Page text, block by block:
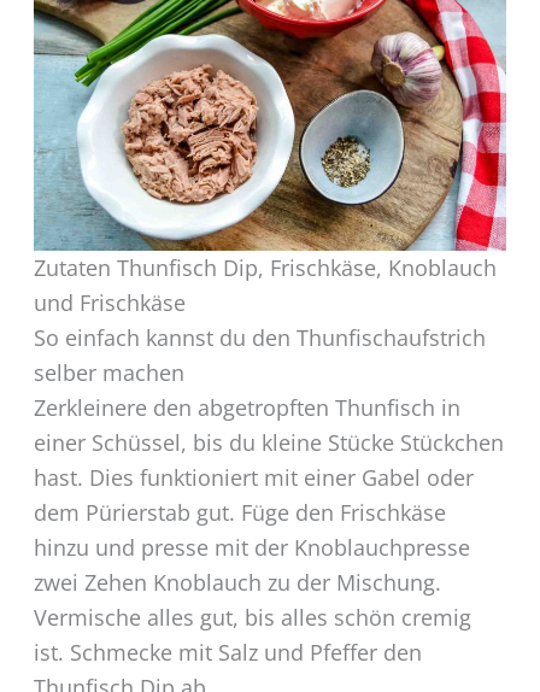
Zutaten Thunfisch Dip, Frischkäse, Knoblauch
und Frischkäse
So einfach kannst du den Thunfischaufstrich
selber machen
Zerkleinere den abgetropften Thunfisch in
einer Schüssel, bis du kleine Stücke Stückchen
hast. Dies funktioniert mit einer Gabel oder
dem Pürierstab gut. Füge den Frischkäse
hinzu und presse mit der Knoblauchpresse
zwei Zehen Knoblauch zu der Mischung.
Vermische alles gut, bis alles schön cremig
ist. Schmecke mit Salz und Pfeffer den